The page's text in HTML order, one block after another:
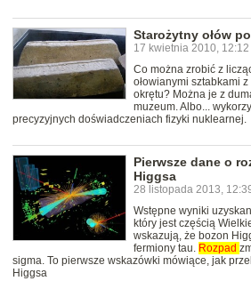
Starożytny ołów
17 kwietnia 2010, 12:12
Co można zrobić z
ołowianymi sztabkami
okrętu? Można je z
muzeum. Albo...
precyzyjnych doświadczeniach fizyki nuklearnej.
Pierwsze dane o
Higgsa
28 listopada 2013,
Wstępne wyniki
który jest częścią
wskazują, że bozon
fermiony tau. Rozpad
sigma. To pierwsze wskazówki mówiące, jak
Higgsa